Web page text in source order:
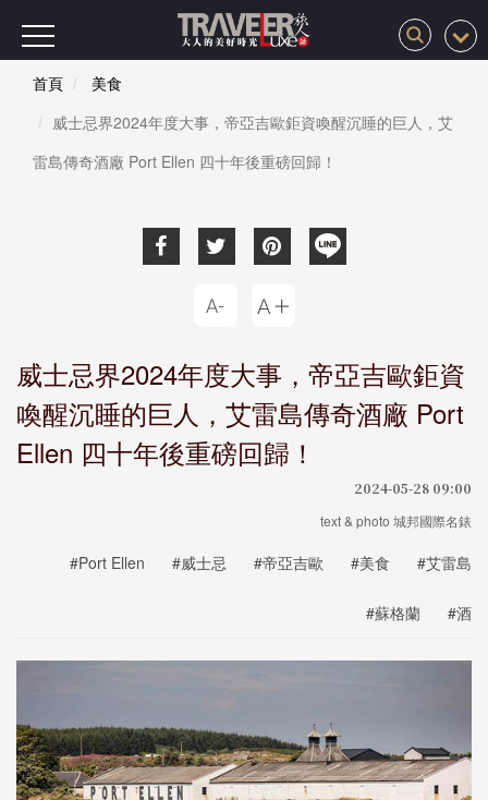
首頁
美食
威士忌界2024年度大事，帝亞吉歐鉅資喚醒沉睡的巨人，艾
雷島傳奇酒廠 Port Ellen 四十年後重磅回歸！
威士忌界2024年度大事，帝亞吉歐鉅資
喚醒沉睡的巨人，艾雷島傳奇酒廠 Port
Ellen 四十年後重磅回歸！
2024-05-28 09:00
text & photo 城邦國際名錶
#Port Ellen #威士忌 #帝亞吉歐 #美食 #艾雷島
#蘇格蘭 #酒